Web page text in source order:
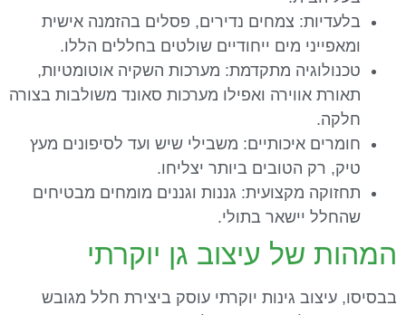
בלעדיות: צמחים נדירים, פסלים בהזמנה אישית
ומאפייני מים ייחודיים שולטים בחללים הללו.
טכנולוגיה מתקדמת: מערכות השקיה אוטומטיות,
תאורת אווירה ואפילו מערכות סאונד משולבות בצורה
חלקה.
חומרים איכותיים: משבילי שיש ועד לסיפונים מעץ
טיק, רק הטובים ביותר יצליחו.
תחזוקה מקצועית: גננות וגננים מומחים מבטיחים
שהחלל יישאר בתולי.
המהות של עיצוב גן יוקרתי
בבסיסו, עיצוב גינות יוקרתי עוסק ביצירת חלל מגובש